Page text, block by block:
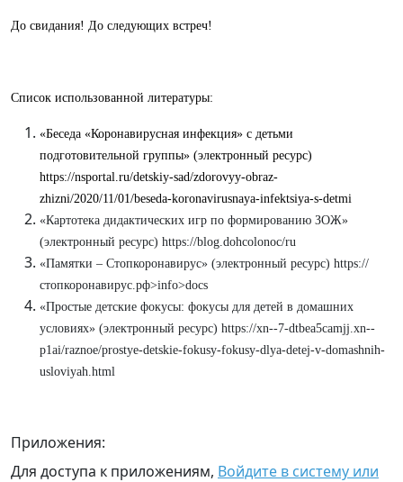
До свидания! До следующих встреч!
Список использованной литературы:
«Беседа «Коронавирусная инфекция» с детьми
подготовительной группы» (электронный ресурс)
https://nsportal.ru/detskiy-sad/zdorovyy-obraz-
zhizni/2020/11/01/beseda-koronavirusnaya-infektsiya-s-detmi
«Картотека дидактических игр по формированию ЗОЖ»
(электронный ресурс) https://blog.dohcolonoc/ru
«Памятки – Стопкоронавирус» (электронный ресурс) https://
стопкоронавирус.рф>info>docs
«Простые детские фокусы: фокусы для детей в домашних
условиях» (электронный ресурс) https://xn--7-dtbea5camjj.xn--
p1ai/raznoe/prostye-detskie-fokusy-fokusy-dlya-detej-v-domashnih-
usloviyah.html
Приложения:
Для доступа к приложениям, Войдите в систему или